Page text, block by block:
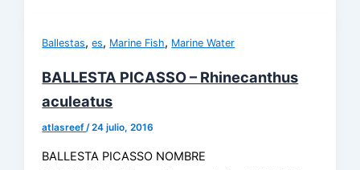
Ballestas,es, Marine Fish, Marine Water
BALLESTA PICASSO – Rhinecanthus
aculeatus
atlasreef/24 julio, 2016
BALLESTA PICASSO NOMBRE